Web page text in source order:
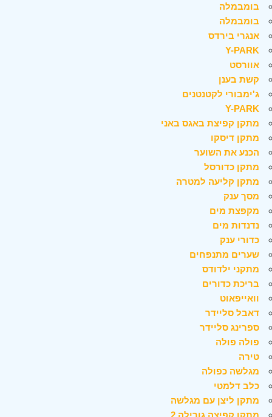
בומבמלה
בומבמלה
אנגרי בירדס
Y-PARK
אוורסט
קשת בענן
ג'ימבורי לקטנטנים
Y-PARK
מתקן קפיצת באגס באני
מתקן דיסקו
הכנע את השוער
מתקן כדורסל
מתקן קליעה למטרה
מסך ענק
מקפצת מים
נדנדות מים
כדורי ענק
שערים מתנפחים
מתקני ילדודס
בריכת כדורים
וואייפאוט
דאבל סליידר
ספרינג סליידר
פולה פולה
טירה
מגלשה כפולה
כלב דלמטי
מתקן ליצן עם מגלשה
מתקן קפיצה גורילה 2